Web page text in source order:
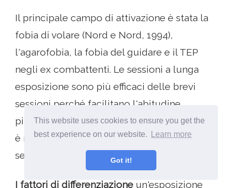
This website uses cookies to ensure you get the
best experience on our website.
Learn more
Got it!
Il principale campo di attivazione è stata la
fobia di volare (Nord e Nord, 1994),
l'agarofobia, la fobia del guidare e il TEP
negli ex combattenti. Le sessioni a lunga
esposizione sono più efficaci delle brevi
sessioni perché facilitano l'abitudine
piuttosto che la sensibilizzazione. L'effetto
è migliorato con un breve intervallo tra le
sessioni.
I fattori di differenziazione un'esposizione